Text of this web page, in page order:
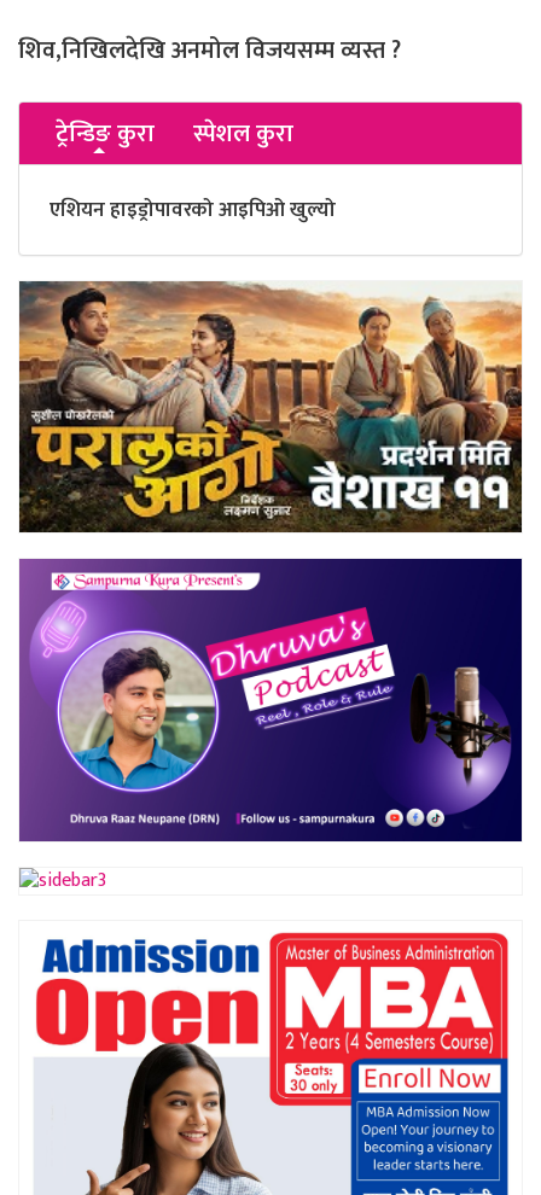
शिव,निखिलदेखि अनमोल विजयसम्म व्यस्त ?
ट्रेन्डिङ कुरा स्पेशल कुरा
एशियन हाइड्रोपावरको आइपिओ खुल्यो